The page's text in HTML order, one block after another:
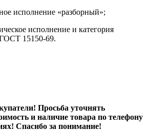
исполнение «разборный»;
исполнение и категория
15150-69.
Просьба уточнять
и наличие товара по телефону
Спасибо за понимание!